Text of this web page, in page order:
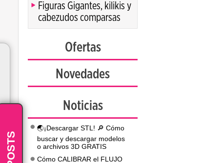
Figuras Gigantes, kilikis y
cabezudos comparsas
Ofertas
Novedades
Noticias
🌏¡Descargar STL! 🔎 Cómo
buscar y descargar modelos
o archivos 3D GRATIS
Cómo CALIBRAR el FLUJO
POSTS